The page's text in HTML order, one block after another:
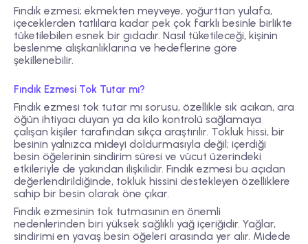
Fındık ezmesi; ekmekten meyveye, yoğurttan yulafa,
içeceklerden tatlılara kadar pek çok farklı besinle birlikte
tüketilebilen esnek bir gıdadır. Nasıl tüketileceği, kişinin
beslenme alışkanlıklarına ve hedeflerine göre
şekillenebilir.
Fındık Ezmesi Tok Tutar mı?
Fındık ezmesi tok tutar mı sorusu, özellikle sık acıkan, ara
öğün ihtiyacı duyan ya da kilo kontrolü sağlamaya
çalışan kişiler tarafından sıkça araştırılır. Tokluk hissi, bir
besinin yalnızca mideyi doldurmasıyla değil; içerdiği
besin öğelerinin sindirim süresi ve vücut üzerindeki
etkileriyle de yakından ilişkilidir. Fındık ezmesi bu açıdan
değerlendirildiğinde, tokluk hissini destekleyen özelliklere
sahip bir besin olarak öne çıkar.
Fındık ezmesinin tok tutmasının en önemli
nedenlerinden biri yüksek sağlıklı yağ içeriğidir. Yağlar,
sindirimi en yavaş besin öğeleri arasında yer alır. Midede